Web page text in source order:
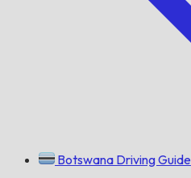
Botswana Driving Guide